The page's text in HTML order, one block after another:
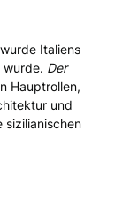
Italiens
wurde. Der
Hauptrollen,
und
sizilianischen